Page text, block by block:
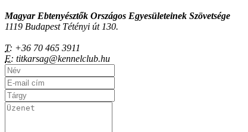
Magyar Ebtenyésztők Országos Egyesületeinek Szövetsége
1119 Budapest Tétényi út 130.
T: +36 70 465 3911
E: titkarsag@kennelclub.hu